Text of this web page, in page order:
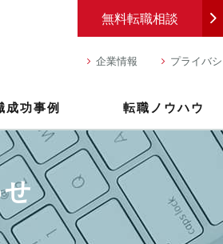
無料転職相談
企業情報 プライバ
成功事例 転職ノウハウ